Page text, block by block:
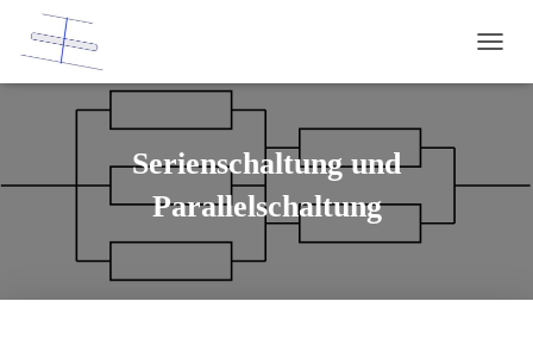
Serienschaltung und
Parallelschaltung